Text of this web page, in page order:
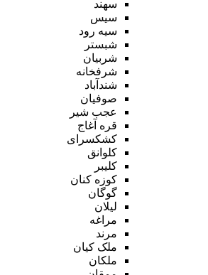
سهند
سیس
سیه رود
شبستر
شربیان
شرفخانه
شندآباد
صوفیان
عجب شیر
قره آغاج
کشکسرای
کلوانق
کلیبر
کوزه کنان
گوگان
لیلان
مراغه
مرند
ملک کیان
ملکان